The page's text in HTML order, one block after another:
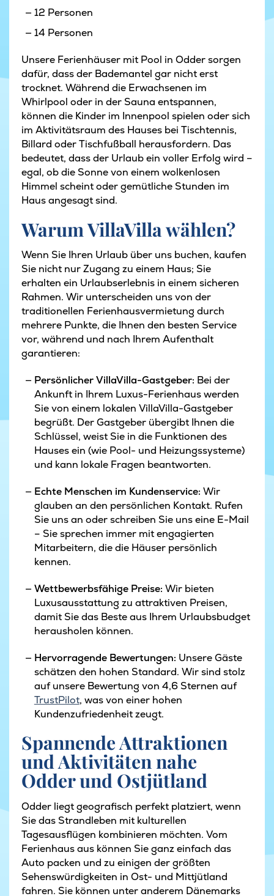
12 Personen
14 Personen
Unsere Ferienhäuser mit Pool in Odder sorgen
dafür, dass der Bademantel gar nicht erst
trocknet. Während die Erwachsenen im
Whirlpool oder in der Sauna entspannen,
können die Kinder im Innenpool spielen oder sich
im Aktivitätsraum des Hauses bei Tischtennis,
Billard oder Tischfußball herausfordern. Das
bedeutet, dass der Urlaub ein voller Erfolg wird –
egal, ob die Sonne von einem wolkenlosen
Himmel scheint oder gemütliche Stunden im
Haus angesagt sind.
Warum VillaVilla wählen?
Wenn Sie Ihren Urlaub über uns buchen, kaufen
Sie nicht nur Zugang zu einem Haus; Sie
erhalten ein Urlaubserlebnis in einem sicheren
Rahmen. Wir unterscheiden uns von der
traditionellen Ferienhausvermietung durch
mehrere Punkte, die Ihnen den besten Service
vor, während und nach Ihrem Aufenthalt
garantieren:
Persönlicher VillaVilla-Gastgeber: Bei der
Ankunft in Ihrem Luxus-Ferienhaus werden
Sie von einem lokalen VillaVilla-Gastgeber
begrüßt. Der Gastgeber übergibt Ihnen die
Schlüssel, weist Sie in die Funktionen des
Hauses ein (wie Pool- und Heizungssysteme)
und kann lokale Fragen beantworten.
Echte Menschen im Kundenservice: Wir
glauben an den persönlichen Kontakt. Rufen
Sie uns an oder schreiben Sie uns eine E-Mail
– Sie sprechen immer mit engagierten
Mitarbeitern, die die Häuser persönlich
kennen.
Wettbewerbsfähige Preise: Wir bieten
Luxusausstattung zu attraktiven Preisen,
damit Sie das Beste aus Ihrem Urlaubsbudget
herausholen können.
Hervorragende Bewertungen: Unsere Gäste
schätzen den hohen Standard. Wir sind stolz
auf unsere Bewertung von 4,6 Sternen auf
TrustPilot, was von einer hohen
Kundenzufriedenheit zeugt.
Spannende Attraktionen
und Aktivitäten nahe
Odder und Ostjütland
Odder liegt geografisch perfekt platziert, wenn
Sie das Strandleben mit kulturellen
Tagesausflügen kombinieren möchten. Vom
Ferienhaus aus können Sie ganz einfach das
Auto packen und zu einigen der größten
Sehenswürdigkeiten in Ost- und Mittjütland
fahren. Sie können unter anderem Dänemarks